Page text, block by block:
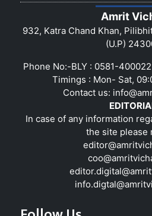
Amrit
932, Katra Chand Khan,
(U.P)
Phone No:-BLY : 0581-
Timings : Mon- Sat,
Contact us:
In case of any information
the site please